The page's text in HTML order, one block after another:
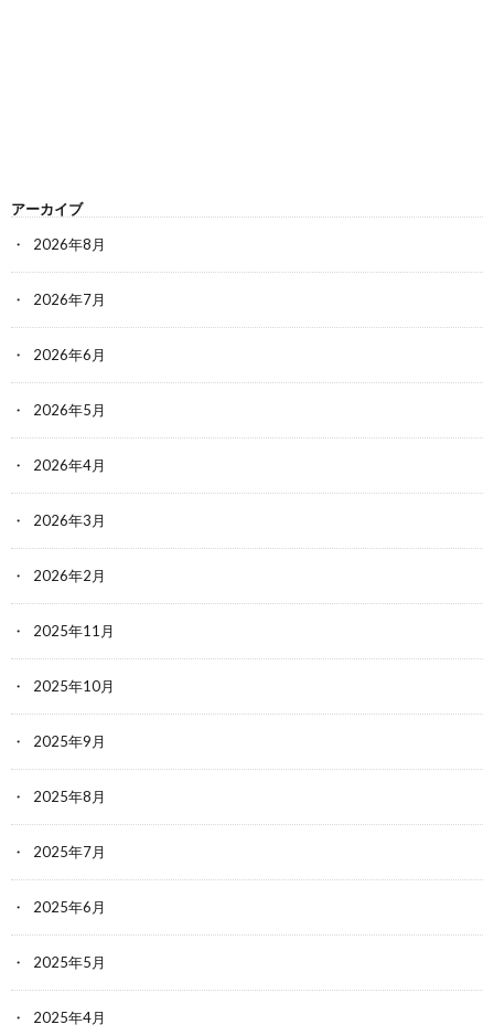
アーカイブ
2026年8月
2026年7月
2026年6月
2026年5月
2026年4月
2026年3月
2026年2月
2025年11月
2025年10月
2025年9月
2025年8月
2025年7月
2025年6月
2025年5月
2025年4月